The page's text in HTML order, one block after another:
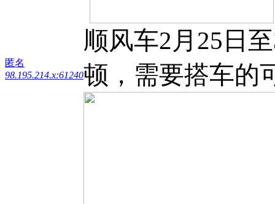
匿名
98.195.214.x:61240
顺风车2月25日
顿，需要搭车的